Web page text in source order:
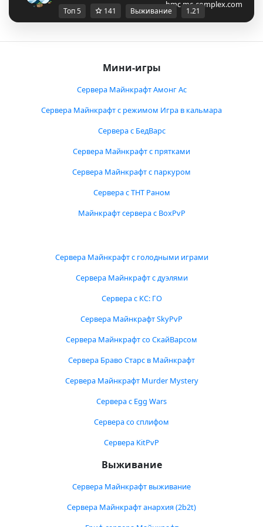
bmc.mc-complex.com
Топ 5 141 Выживание 1.21
Мини-игры
Сервера Майнкрафт Амонг Ас
Сервера Майнкрафт с режимом Игра в кальмара
Сервера с БедВарс
Сервера Майнкрафт с прятками
Сервера Майнкрафт с паркуром
Сервера с ТНТ Раном
Майнкрафт сервера с BoxPvP
Сервера Майнкрафт с голодными играми
Сервера Майнкрафт с дуэлями
Сервера с КС: ГО
Сервера Майнкрафт SkyPvP
Сервера Майнкрафт со СкайВарсом
Сервера Браво Старс в Майнкрафт
Сервера Майнкрафт Murder Mystery
Сервера с Egg Wars
Сервера со сплифом
Сервера KitPvP
Выживание
Сервера Майнкрафт выживание
Сервера Майнкрафт анархия (2b2t)